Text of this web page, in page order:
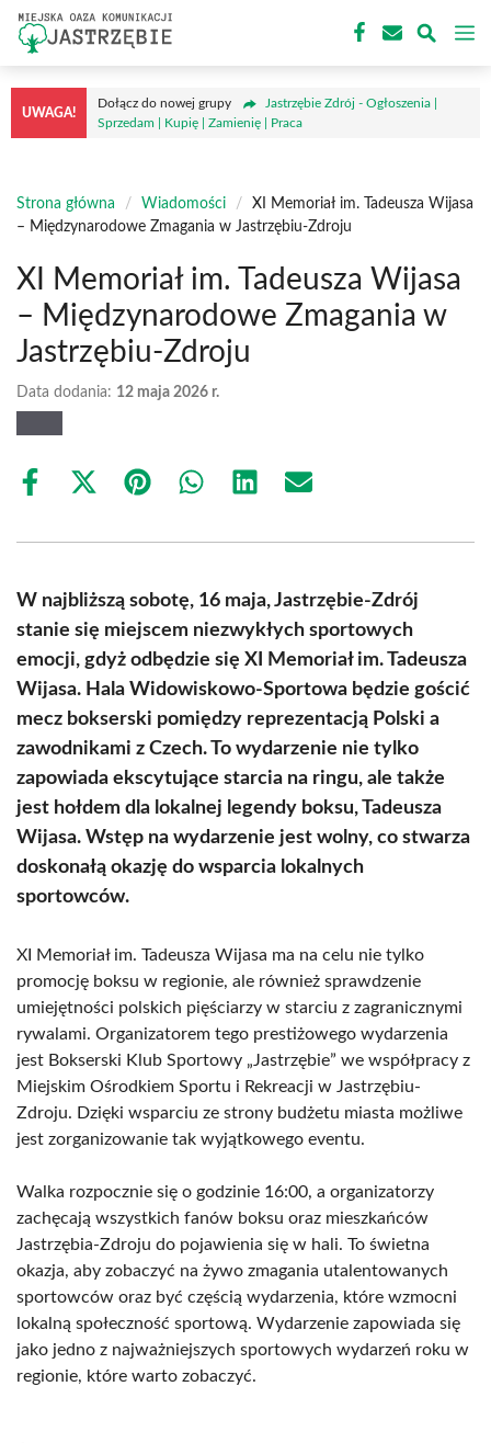
Przejdź
treści
UWAGA!
Dołącz do nowej grupy
Jastrzębie Zdrój - Ogłoszenia |
Sprzedam | Kupię | Zamienię | Praca
Strona główna / Wiadomości /
XI Memoriał im. Tadeusza Wijasa
– Międzynarodowe Zmagania w Jastrzębiu-Zdroju
XI Memoriał im. Tadeusza Wijasa
– Międzynarodowe Zmagania w
Jastrzębiu-Zdroju
Data dodania: 12 maja 2026 r.
Share
Share
(Twitter)
Share Share Share Share
W najbliższą sobotę, 16 maja, Jastrzębie-Zdrój
stanie się miejscem niezwykłych sportowych
emocji, gdyż odbędzie się XI Memoriał im. Tadeusza
Wijasa. Hala Widowiskowo-Sportowa będzie gościć
mecz bokserski pomiędzy reprezentacją Polski a
zawodnikami z Czech. To wydarzenie nie tylko
zapowiada ekscytujące starcia na ringu, ale także
jest hołdem dla lokalnej legendy boksu, Tadeusza
Wijasa. Wstęp na wydarzenie jest wolny, co stwarza
doskonałą okazję do wsparcia lokalnych
sportowców.
XI Memoriał im. Tadeusza Wijasa ma na celu nie tylko
promocję boksu w regionie, ale również sprawdzenie
umiejętności polskich pięściarzy w starciu z zagranicznymi
rywalami. Organizatorem tego prestiżowego wydarzenia
jest Bokserski Klub Sportowy „Jastrzębie” we współpracy z
Miejskim Ośrodkiem Sportu i Rekreacji w Jastrzębiu-
Zdroju. Dzięki wsparciu ze strony budżetu miasta możliwe
jest zorganizowanie tak wyjątkowego eventu.
Walka rozpocznie się o godzinie 16:00, a organizatorzy
zachęcają wszystkich fanów boksu oraz mieszkańców
Jastrzębia-Zdroju do pojawienia się w hali. To świetna
okazja, aby zobaczyć na żywo zmagania utalentowanych
sportowców oraz być częścią wydarzenia, które wzmocni
lokalną społeczność sportową. Wydarzenie zapowiada się
jako jedno z najważniejszych sportowych wydarzeń roku w
regionie, które warto zobaczyć.